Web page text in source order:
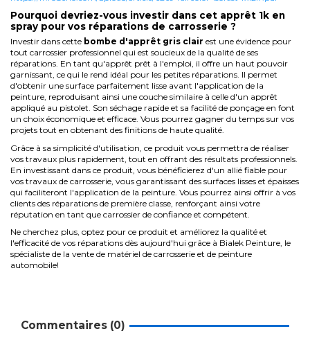
Pourquoi devriez-vous investir dans cet apprêt 1k en
spray pour vos réparations de carrosserie ?
Investir dans cette bombe d'apprêt gris clair est une évidence pour
tout carrossier professionnel qui est soucieux de la qualité de ses
réparations. En tant qu'apprêt prêt à l'emploi, il offre un haut pouvoir
garnissant, ce qui le rend idéal pour les petites réparations. Il permet
d'obtenir une surface parfaitement lisse avant l'application de la
peinture, reproduisant ainsi une couche similaire à celle d'un apprêt
appliqué au pistolet. Son séchage rapide et sa facilité de ponçage en font
un choix économique et efficace. Vous pourrez gagner du temps sur vos
projets tout en obtenant des finitions de haute qualité.
Grâce à sa simplicité d'utilisation, ce produit vous permettra de réaliser
vos travaux plus rapidement, tout en offrant des résultats professionnels.
En investissant dans ce produit, vous bénéficierez d'un allié fiable pour
vos travaux de carrosserie, vous garantissant des surfaces lisses et épaisses
qui faciliteront l'application de la peinture. Vous pourrez ainsi offrir à vos
clients des réparations de première classe, renforçant ainsi votre
réputation en tant que carrossier de confiance et compétent.
Ne cherchez plus, optez pour ce produit et améliorez la qualité et
l'efficacité de vos réparations dès aujourd'hui grâce à Bialek Peinture, le
spécialiste de la vente de matériel de carrosserie et de peinture
automobile!
Commentaires (0)